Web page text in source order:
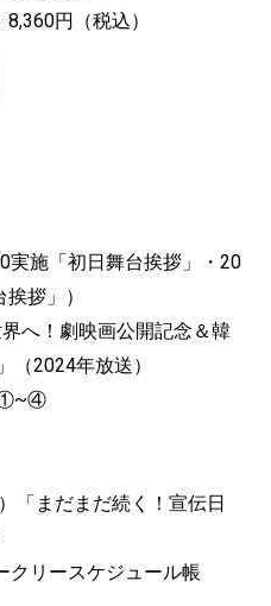
円（税込）
実施「初日舞台挨拶」・20
拶」）
へ！劇映画公開記念＆韓
（2024年放送）
①~④
「まだまだ続く！宣伝日
クリースケジュール帳